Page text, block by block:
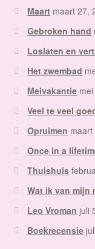
Maart maart 27,
Gebroken hand
Loslaten en
Het zwembad
Meivakantie
Veel te veel
Opruimen
Once in a
Thuishuis
Wat ik van mijn
Leo Vroman juli
Boekrecensie